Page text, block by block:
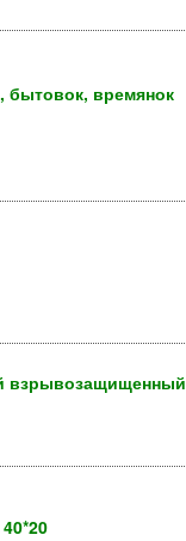
бытовок, времянок
взрывозащищенный